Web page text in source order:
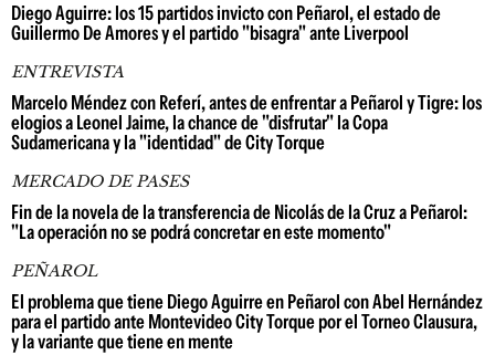
Diego Aguirre: los 15 partidos invicto con Peñarol, el estado de
Guillermo De Amores y el partido "bisagra" ante Liverpool
ENTREVISTA
Marcelo Méndez con Referí, antes de enfrentar a Peñarol y Tigre: los
elogios a Leonel Jaime, la chance de "disfrutar" la Copa
Sudamericana y la "identidad" de City Torque
MERCADO DE PASES
Fin de la novela de la transferencia de Nicolás de la Cruz a Peñarol:
"La operación no se podrá concretar en este momento"
PEÑAROL
El problema que tiene Diego Aguirre en Peñarol con Abel Hernández
para el partido ante Montevideo City Torque por el Torneo Clausura,
y la variante que tiene en mente